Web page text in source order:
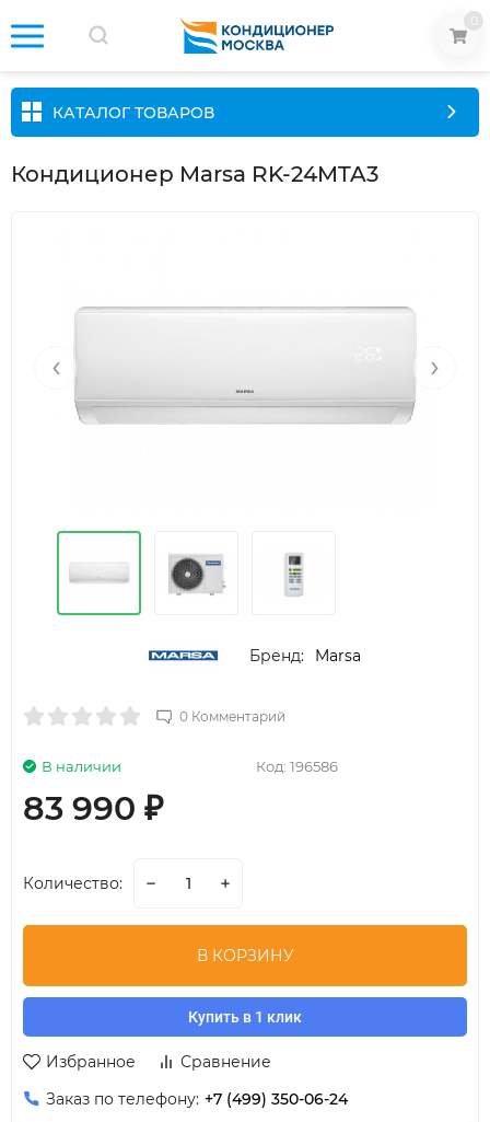
КАТАЛОГ ТОВАРОВ
Кондиционер Marsa RK-24MTA3
‹ ›
Бренд: Marsa
0 Комментарий
Код: 196586
В наличии
83 990 ₽
Количество:
В КОРЗИНУ
Купить в 1 клик
Избранное
Сравнение
Заказ по телефону: +7 (499) 350-06-24